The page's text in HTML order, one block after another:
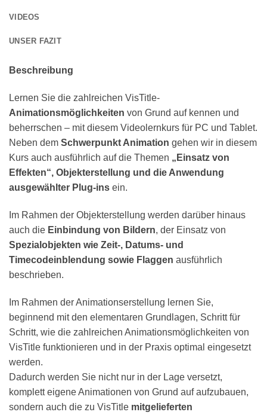
VIDEOS
UNSER FAZIT
Beschreibung
Lernen Sie die zahlreichen VisTitle-
Animationsmöglichkeiten von Grund auf kennen und
beherrschen – mit diesem Videolernkurs für PC und Tablet.
Neben dem Schwerpunkt Animation gehen wir in diesem
Kurs auch ausführlich auf die Themen „Einsatz von
Effekten“, Objekterstellung und die Anwendung
ausgewählter Plug-ins ein.
Im Rahmen der Objekterstellung werden darüber hinaus
auch die Einbindung von Bildern, der Einsatz von
Spezialobjekten wie Zeit-, Datums- und
Timecodeinblendung sowie Flaggen ausführlich
beschrieben.
Im Rahmen der Animationserstellung lernen Sie,
beginnend mit den elementaren Grundlagen, Schritt für
Schritt, wie die zahlreichen Animationsmöglichkeiten von
VisTitle funktionieren und in der Praxis optimal eingesetzt
werden.
Dadurch werden Sie nicht nur in der Lage versetzt,
komplett eigene Animationen von Grund auf aufzubauen,
sondern auch die zu VisTitle mitgelieferten